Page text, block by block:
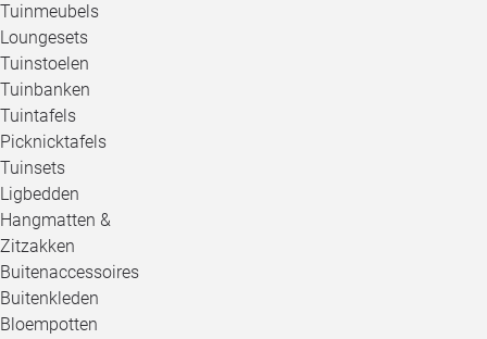
Tuinmeubels
Loungesets
Tuinstoelen
Tuinbanken
Tuintafels
Picknicktafels
Tuinsets
Ligbedden
Hangmatten &
Zitzakken
Buitenaccessoires
Buitenkleden
Bloempotten